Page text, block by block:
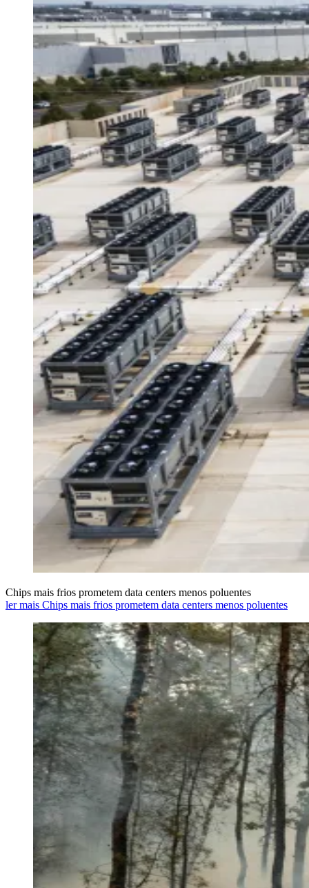
Chips mais frios prometem data centers menos poluentes
ler mais Chips mais frios prometem data centers menos poluentes